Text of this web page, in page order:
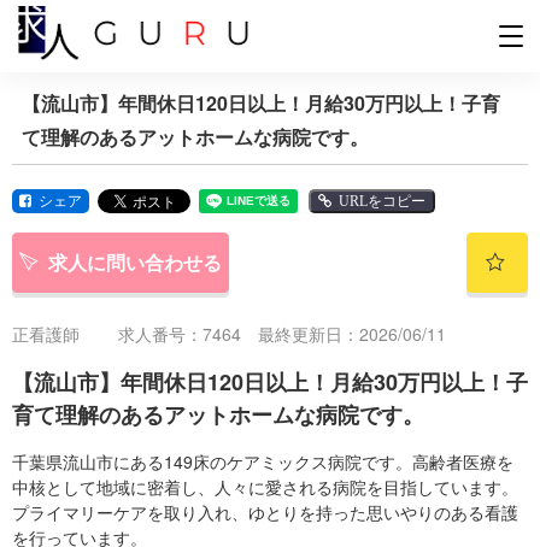
【流山市】年間休日120日以上！月給30万円以上！子育
て理解のあるアットホームな病院です。
シェア URLをコピー
求人に問い合わせる
正看護師 求人番号：7464 最終更新日：2026/06/11
【流山市】年間休日120日以上！月給30万円以上！子
育て理解のあるアットホームな病院です。
千葉県流山市にある149床のケアミックス病院です。高齢者医療を
中核として地域に密着し、人々に愛される病院を目指しています。
プライマリーケアを取り入れ、ゆとりを持った思いやりのある看護
を行っています。